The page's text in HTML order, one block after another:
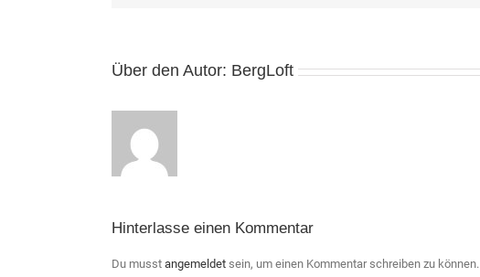
Über den Autor: BergLoft
Hinterlasse einen Kommentar
Du musst angemeldet sein, um einen Kommentar schreiben zu können.